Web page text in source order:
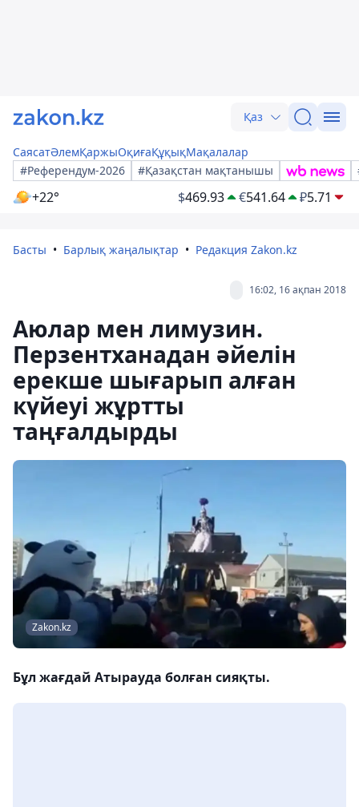
Қаз
СаясатӘлемҚаржыОқиғаҚұқықМақалалар
#Референдум-2026
#Қазақстан мақтанышы
+22° $469.93 €541.64 ₽5.71
Басты Барлық жаңалықтар Редакция Zakon.kz
16:02, 16 ақпан 2018
Аюлар мен лимузин.
Перзентханадан әйелін
ерекше шығарып алған
күйеуі жұртты
таңғалдырды
Zakon.kz
Бұл жағдай Атырауда болған сияқты.